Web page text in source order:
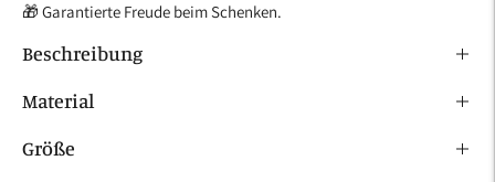
🎁 Garantierte Freude beim Schenken.
Beschreibung
Material
Größe